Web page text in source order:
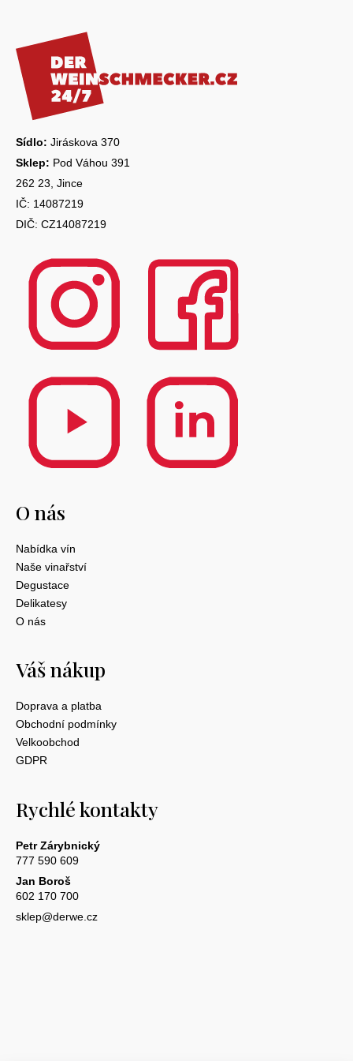
i
s
Sídlo: Jiráskova 370
Sklep: Pod Váhou 391
262 23, Jince
IČ: 14087219
DIČ: CZ14087219
O nás
Nabídka vín
Naše vinařství
Degustace
Delikatesy
O nás
Váš nákup
Doprava a platba
Obchodní podmínky
Velkoobchod
GDPR
Rychlé kontakty
Petr Zárybnický
777 590 609
Jan Boroš
602 170 700
sklep@derwe.cz